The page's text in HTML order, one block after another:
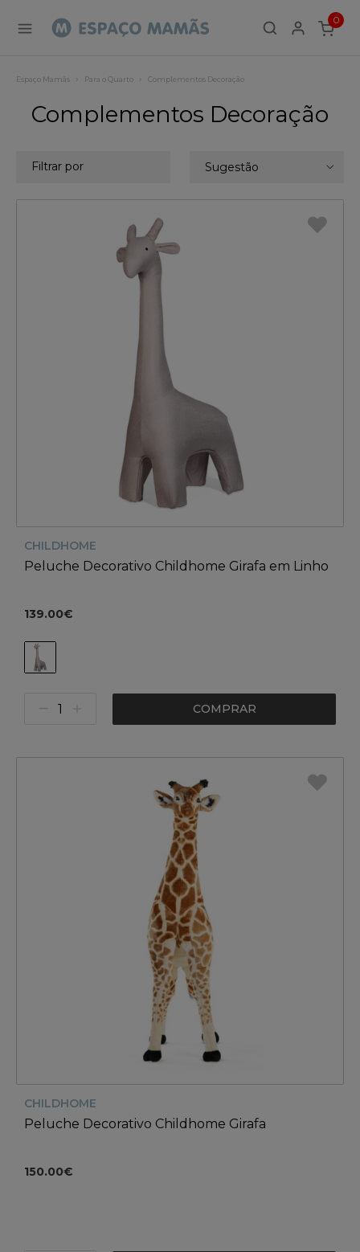
0
ITEMS
Espaço Mamãs Para o Quarto Complementos Decoração
Complementos Decoração
Sugestão
Filtrar por
CHILDHOME
Peluche Decorativo Childhome Girafa em Linho
139.00€
COMPRAR
CHILDHOME
Peluche Decorativo Childhome Girafa
150.00€